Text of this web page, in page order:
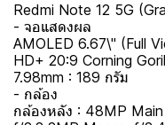
Redmi Note 12 5G
- จอแสดงผล
AMOLED 6.67\" (Full
HD+ 20:9 Corning
7.98mm : 189 กรัม
- กล้อง
กล้องหลัง : 48MP